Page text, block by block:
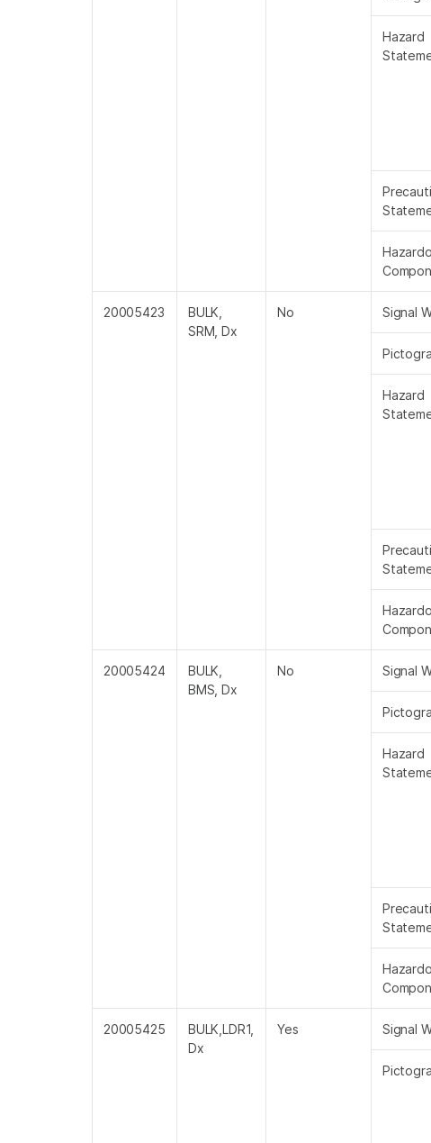
Hazard
20005423
BULK,
SRM, Dx
No Signal
Hazard
20005424
BULK,
BMS, Dx
No Signal
Hazard
20005425
BULK,LDR1,
Dx
Yes Signal